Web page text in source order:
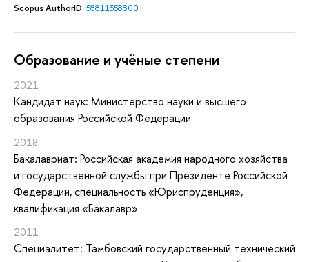
Scopus AuthorID: 58811358800
Oбразование и учёные степени
2021
Кандидат наук: Министерство науки и высшего
образования Российской Федерации
2018
Бакалавриат: Российская академия народного хозяйства
и государственной службы при Президенте Российской
Федерации, специальность «Юриспруденция»,
квалификация «Бакалавр»
2011
Специалитет: Тамбовский государственный технический